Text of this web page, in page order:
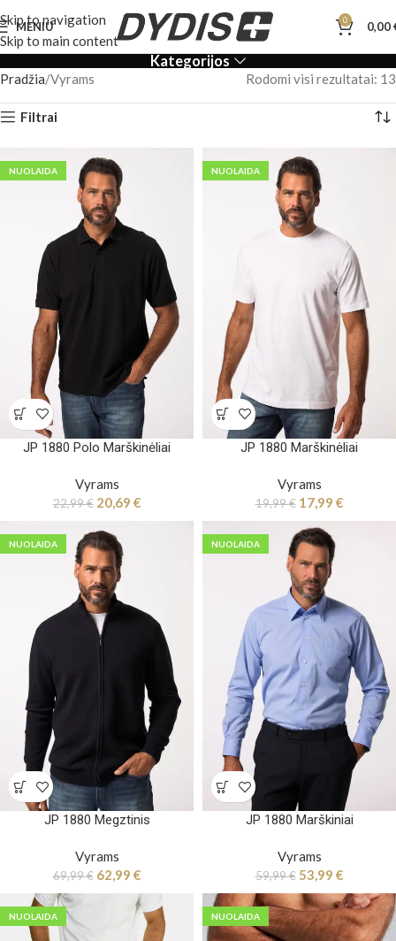
Skip to navigation
Skip to main content
MENIU 0 0,00
Kategorijos
Pradžia Vyrams Rodomi visi rezultatai: 13
Filtrai
NUOLAIDA
JP 1880 Polo Marškinėliai
Vyrams
22,99€ 20,69 €
NUOLAIDA
JP 1880 Marškinėliai
Vyrams
19,99€ 17,99 €
NUOLAIDA
JP 1880 Megztinis
Vyrams
69,99€ 62,99 €
NUOLAIDA
JP 1880 Marškiniai
Vyrams
59,99€ 53,99 €
NUOLAIDA NUOLAIDA